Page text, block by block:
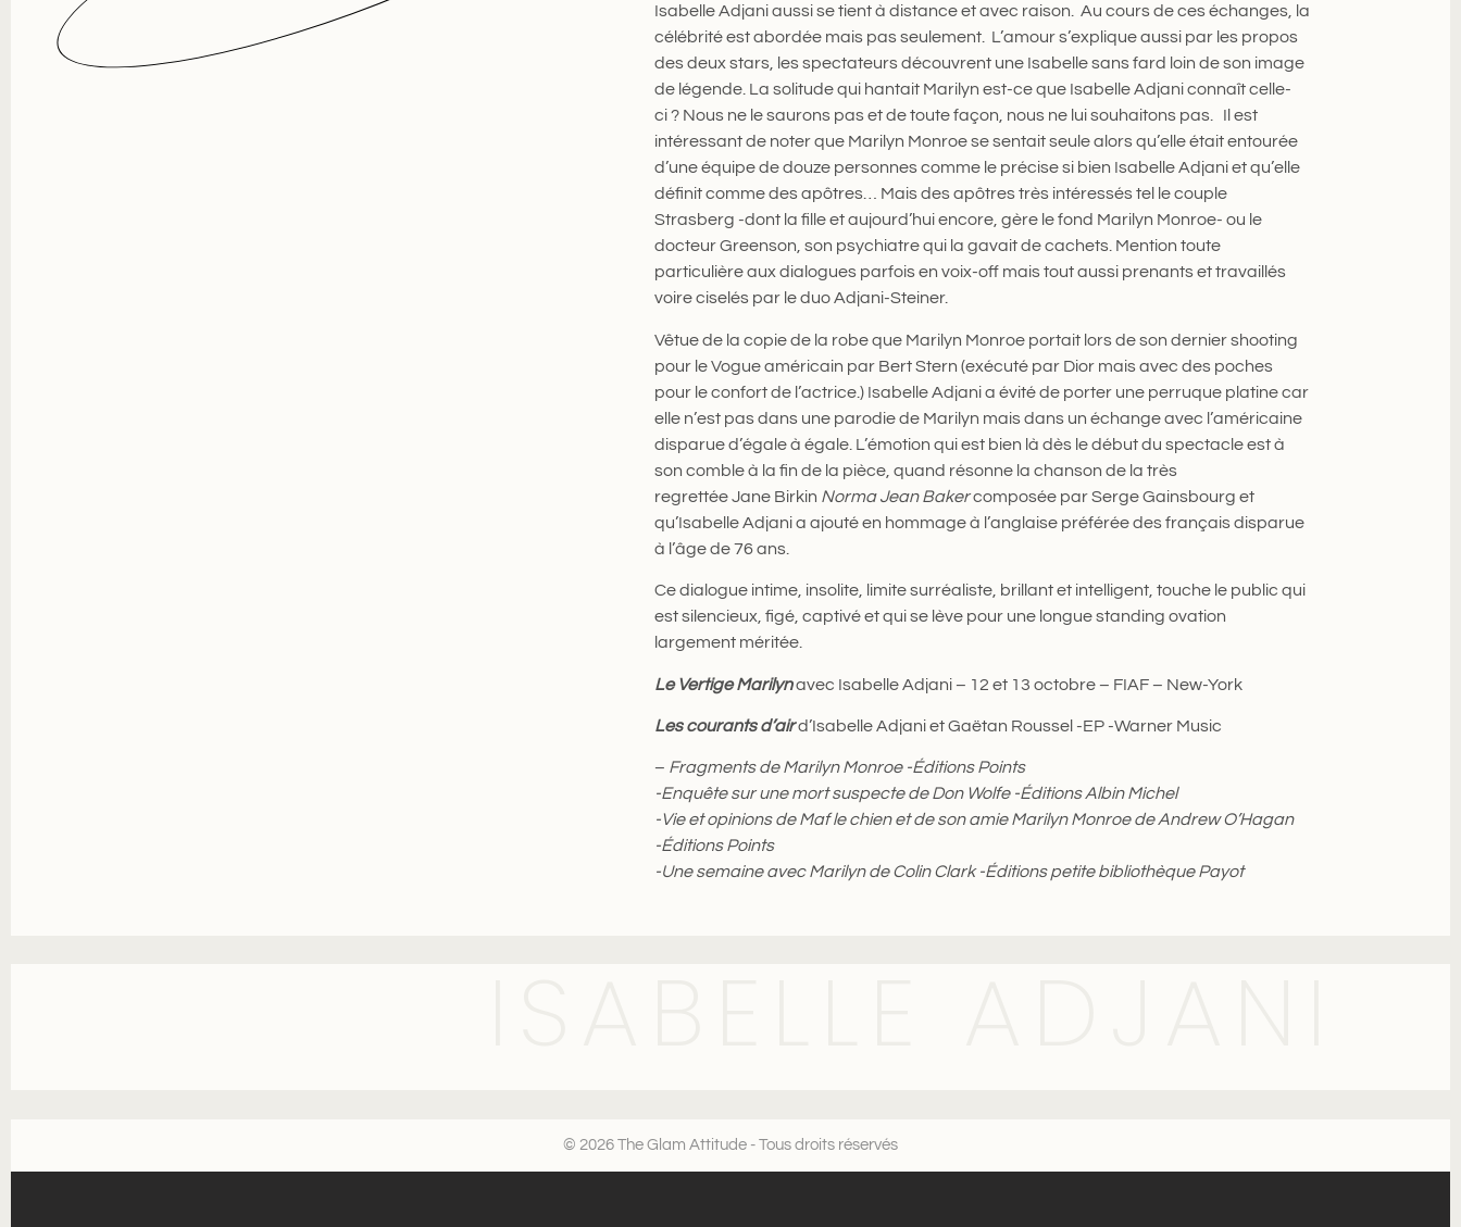
Isabelle Adjani aussi se tient à distance et avec raison. Au cours de ces échanges, la
célébrité est abordée mais pas seulement. L’amour s’explique aussi par les propos
des deux stars, les spectateurs découvrent une Isabelle sans fard loin de son image
de légende. La solitude qui hantait Marilyn est-ce que Isabelle Adjani connaît celle-
ci ? Nous ne le saurons pas et de toute façon, nous ne lui souhaitons pas. Il est
intéressant de noter que Marilyn Monroe se sentait seule alors qu’elle était entourée
d’une équipe de douze personnes comme le précise si bien Isabelle Adjani et qu’elle
définit comme des apôtres… Mais des apôtres très intéressés tel le couple
Strasberg -dont la fille et aujourd’hui encore, gère le fond Marilyn Monroe- ou le
docteur Greenson, son psychiatre qui la gavait de cachets. Mention toute
particulière aux dialogues parfois en voix-off mais tout aussi prenants et travaillés
voire ciselés par le duo Adjani-Steiner.
Vêtue de la copie de la robe que Marilyn Monroe portait lors de son dernier shooting
pour le Vogue américain par Bert Stern (exécuté par Dior mais avec des poches
pour le confort de l’actrice.) Isabelle Adjani a évité de porter une perruque platine car
elle n’est pas dans une parodie de Marilyn mais dans un échange avec l’américaine
disparue d’égale à égale. L’émotion qui est bien là dès le début du spectacle est à
son comble à la fin de la pièce, quand résonne la chanson de la très
regrettée Jane Birkin Norma Jean Bakercomposée par Serge Gainsbourg et
qu’Isabelle Adjani a ajouté en hommage à l’anglaise préférée des français disparue
à l’âge de 76 ans.
Ce dialogue intime, insolite, limite surréaliste, brillant et intelligent, touche le public qui
est silencieux, figé, captivé et qui se lève pour une longue standing ovation
largement méritée.
Le Vertige Marilynavec Isabelle Adjani – 12 et 13 octobre – FIAF – New-York
Les courants d’aird’Isabelle Adjani et Gaëtan Roussel -EP -Warner Music
– Fragments de Marilyn Monroe -Éditions Points
-Enquête sur une mort suspecte de Don Wolfe -Éditions Albin Michel
-Vie et opinions de Maf le chien et de son amie Marilyn Monroe de Andrew O’Hagan
-Éditions Points
-Une semaine avec Marilyn de Colin Clark -Éditions petite bibliothèque Payot
© 2026 The Glam Attitude - Tous droits réservés